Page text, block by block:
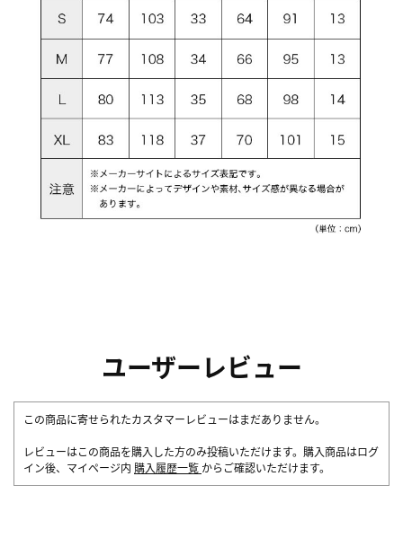
ユーザーレビュー
この商品に寄せられたカスタマーレビューはまだありません。
レビューはこの商品を購入した方のみ投稿いただけます。購入商品はログ
イン後、マイページ内 購入履歴一覧 からご確認いただけます。